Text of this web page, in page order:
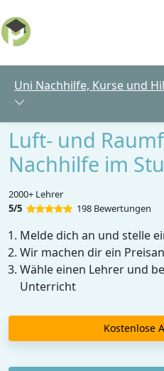
Uni Nachhilfe, Kurse und
Luft- und
Nachhilfe im
2000+ Lehrer
5/5
198 Bewertungen
Melde dich an und stelle
Wir machen dir ein
Wähle einen Lehrer und
Unterricht
Kostenlose